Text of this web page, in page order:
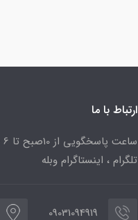
ارتباط با ما
تلگرام ، اینستاگرام وبله
09031094919